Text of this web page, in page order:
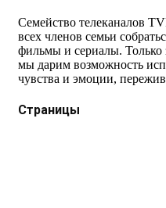
Семейство телеканалов
всех членов семьи
фильмы и сериалы. Только
мы дарим возможность
чувства и эмоции,
Страницы